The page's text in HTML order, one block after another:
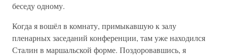
беседу одному.
Когда я вошёл в комнату, примыкавшую к залу
пленарных заседаний конференции, там уже находился
Сталин в маршальской форме. Поздоровавшись, я